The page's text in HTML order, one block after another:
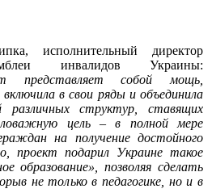
директор
инвалидов Украины:
представляет собой мощь,
в свои ряды и объединила
различных структур, ставящих
цель – в полной мере
на получение достойного
проект подарил Украине такое
образование», позволяя сделать
не только в педагогике, но и в